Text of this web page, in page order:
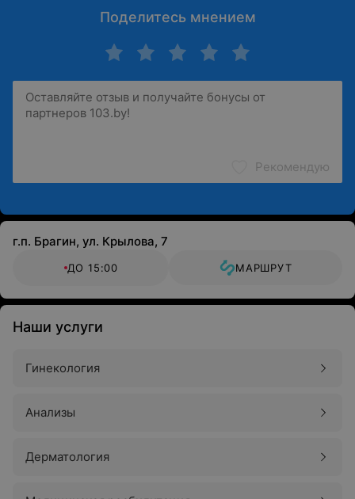
Поделитесь мнением
Рекомендую
г.п. Брагин, ул. Крылова, 7
ДО 15:00 МАРШРУТ
Наши услуги
Гинекология
Анализы
Дерматология